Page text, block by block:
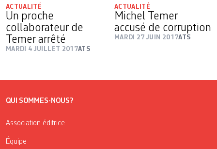
ACTUALITÉ
Un proche
collaborateur de
Temer arrêté
MARDI 4 JUILLET 2017ATS
ACTUALITÉ
Michel Temer
accusé de corruption
MARDI 27 JUIN 2017ATS
QUI SOMMES-NOUS?
Association éditrice
Équipe